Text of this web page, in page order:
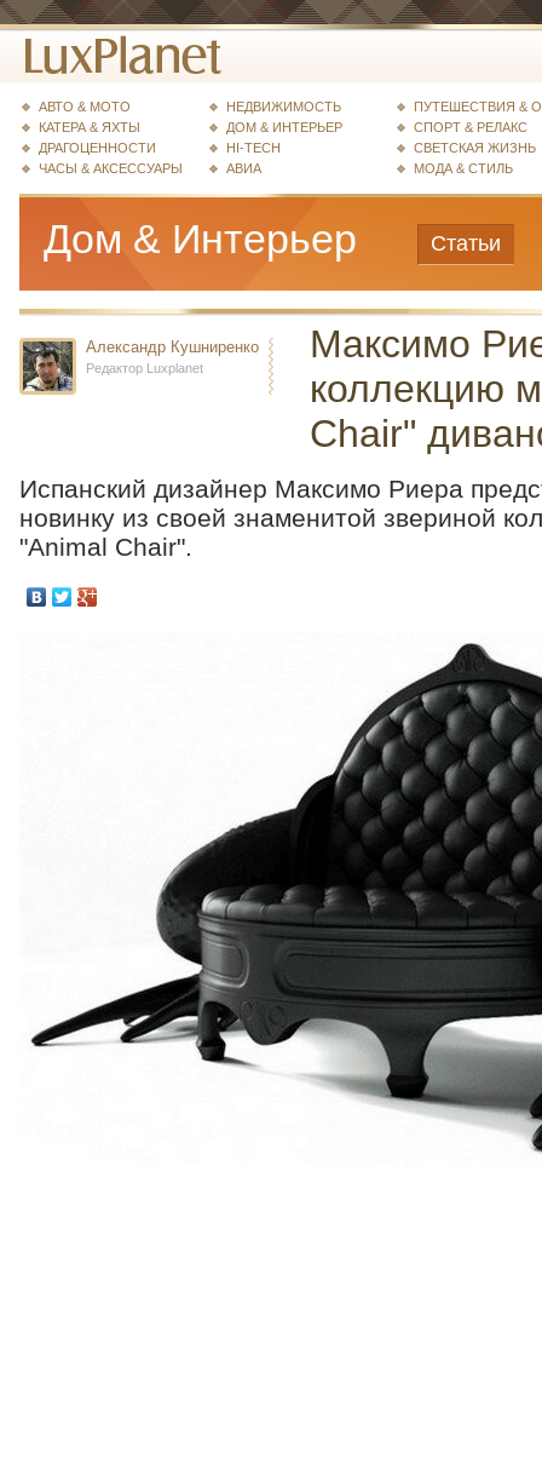
АВТО & МОТО
КАТЕРА & ЯХТЫ
ДРАГОЦЕННОСТИ
ЧАСЫ & АКСЕССУАРЫ
НЕДВИЖИМОСТЬ
ДОМ & ИНТЕРЬЕР
HI-TECH
АВИА
ПУТЕШЕСТВИЯ &
СПОРТ & РЕЛАКС
СВЕТСКАЯ ЖИЗНЬ
МОДА & СТИЛЬ
Дом & Интерьер Статьи
Александр Кушниренко
Редактор Luxplanet
Максимо
коллекцию
Chair"
Испанский дизайнер Максимо Риера
новинку из своей знаменитой звериной
"Animal Chair".